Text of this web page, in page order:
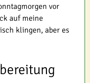
vor
auf meine
klingen, aber es